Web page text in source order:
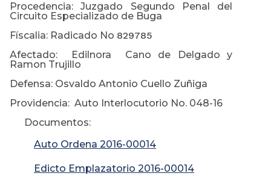
Procedencia: Juzgado Segundo Penal del
Circuito Especializado de Buga
Físcalia: Radicado No 829785
Afectado: Edilnora Cano de Delgado y
Ramon Trujillo
Defensa: Osvaldo Antonio Cuello Zuñiga
Providencia: Auto Interlocutorio No. 048-16
Documentos:
Auto Ordena 2016-00014
Edicto Emplazatorio 2016-00014